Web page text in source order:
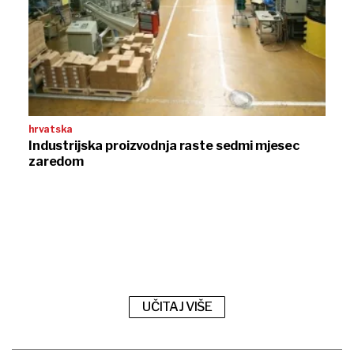
hrvatska
Industrijska proizvodnja raste sedmi mjesec
zaredom
UČITAJ VIŠE